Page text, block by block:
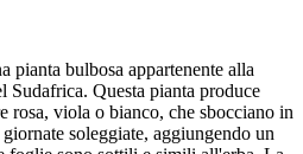
pianta bulbosa appartenente alla
Questa pianta produce
viola o bianco, che sbocciano in
soleggiate, aggiungendo un